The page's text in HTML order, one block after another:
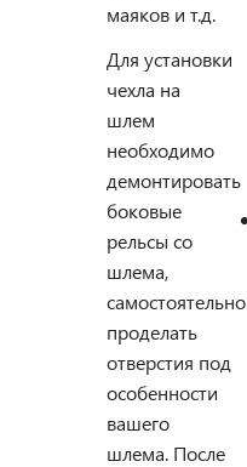
маяков и т.д.
Для установки
чехла на
шлем
необходимо
демонтировать
боковые
рельсы со
шлема,
самостоятельно
проделать
отверстия под
особенности
вашего
шлема. После